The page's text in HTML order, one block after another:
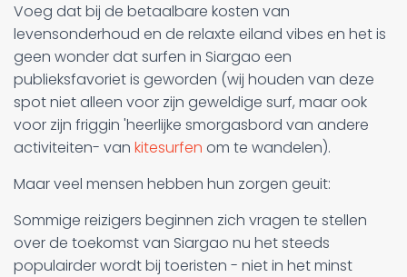
Voeg dat bij de betaalbare kosten van
levensonderhoud en de relaxte eiland vibes en het is
geen wonder dat surfen in Siargao een
publieksfavoriet is geworden (wij houden van deze
spot niet alleen voor zijn geweldige surf, maar ook
voor zijn friggin 'heerlijke smorgasbord van andere
activiteiten- van kitesurfen om te wandelen).
Maar veel mensen hebben hun zorgen geuit:
Sommige reizigers beginnen zich vragen te stellen
over de toekomst van Siargao nu het steeds
populairder wordt bij toeristen - niet in het minst